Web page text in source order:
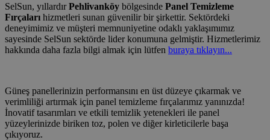
SelSun, yıllardırPehlivanköy bölgesinde Panel Temizleme
Fırçaları hizmetleri sunan güvenilir bir şirkettir. Sektördeki
deneyimimiz ve müşteri memnuniyetine odaklı yaklaşımımız
sayesinde SelSun sektörde lider konumuna gelmiştir. Hizmetlerimiz
hakkında daha fazla bilgi almak için lütfen buraya tıklayın...
Güneş panellerinizin performansını en üst düzeye çıkarmak ve
verimliliği artırmak için panel temizleme fırçalarımız yanınızda!
İnovatif tasarımları ve etkili temizlik yetenekleri ile panel
yüzeylerinizde biriken toz, polen ve diğer kirleticilerle başa
çıkıyoruz.